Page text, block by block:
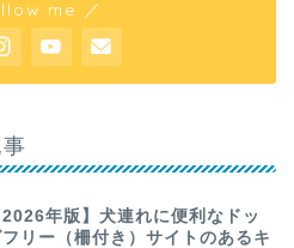
me ／
2026年版】犬連れに便利なドッ
フリー（柵付き）サイトのあるキ